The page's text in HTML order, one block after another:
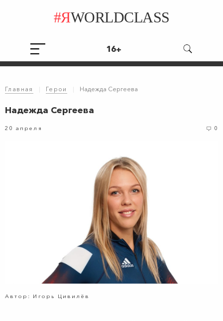
#ЯWORLDCLASS
16+
Главная | Герои | Надежда Сергеева
Надежда Сергеева
20 апреля 0
Автор: Игорь Цивилёв